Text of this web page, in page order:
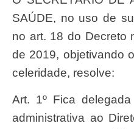
SAÚDE, no uso de
no art. 18 do Decreto
de 2019, objetivando
celeridade, resolve:
Art. 1º Fica delegada a competência legal e
administrativa ao